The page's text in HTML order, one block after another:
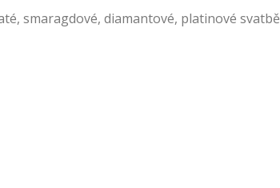
smaragdové, diamantové, platinové svatbě